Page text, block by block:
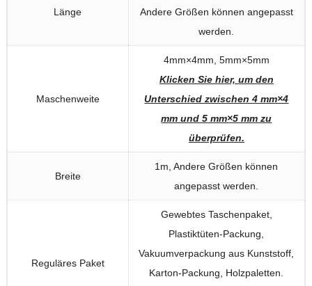
Länge
Andere Größen können angepasst
werden.
Maschenweite
4mm×4mm, 5mm×5mm
Klicken Sie hier, um den
Unterschied zwischen 4 mm×4
mm und 5 mm×5 mm zu
überprüfen.
Breite
1m, Andere Größen können
angepasst werden.
Reguläres Paket
Gewebtes Taschenpaket,
Plastiktüten-Packung,
Vakuumverpackung aus Kunststoff,
Karton-Packung, Holzpaletten.